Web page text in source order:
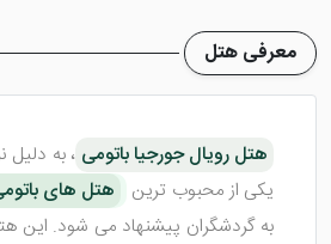
معرفی هتل
هتل رویال جورجیا باتومی ، به دلیل
یکی از محبوب ترین
هتل های